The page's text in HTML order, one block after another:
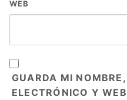
WEB
GUARDA MI NOMBRE,
ELECTRÓNICO Y